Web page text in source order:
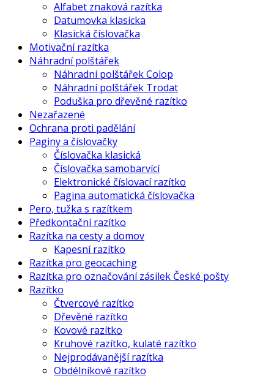
Alfabet znaková razítka
Datumovka klasicka
Klasická číslovačka
Motivační razítka
Náhradní polštářek
Náhradní polštářek Colop
Náhradní polštářek Trodat
Poduška pro dřevěné razítko
Nezařazené
Ochrana proti padělání
Paginy a číslovačky
Číslovačka klasická
Číslovačka samobarvící
Elektronické číslovací razítko
Pagina automatická číslovačka
Pero, tužka s razítkem
Předkontační razítko
Razítka na cesty a domov
Kapesní razítko
Razítka pro geocaching
Razítka pro označování zásilek České pošty
Razítko
Čtvercové razítko
Dřevěné razítko
Kovové razítko
Kruhové razítko, kulaté razítko
Nejprodávanější razítka
Obdélníkové razítko